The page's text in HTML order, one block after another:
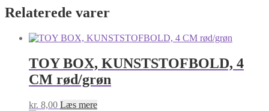
gul/lilla
Relaterede varer
TOY BOX, KUNSTSTOFBOLD, 4
CM rød/grøn
kr. 8,00 Læs mere